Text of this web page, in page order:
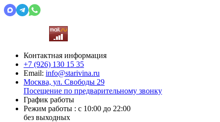
Контактная информация
+7 (926) 130 15 35
Email: info@starivina.ru
Москва, ул. Свободы 29
Посещение по предварительному звонку
График работы
Режим работы : с 10:00 до 22:00
без выходных